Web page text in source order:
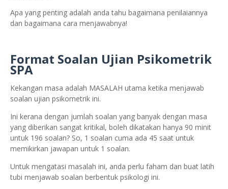
Apa yang penting adalah anda tahu bagaimana penilaiannya
dan bagaimana cara menjawabnya!
Format Soalan Ujian Psikometrik
SPA
Kekangan masa adalah MASALAH utama ketika menjawab
soalan ujian psikometrik ini.
Ini kerana dengan jumlah soalan yang banyak dengan masa
yang diberikan sangat kritikal, boleh dikatakan hanya 90 minit
untuk 196 soalan? So, 1 soalan cuma ada 45 saat untuk
memikirkan jawapan untuk 1 soalan.
Untuk mengatasi masalah ini, anda perlu faham dan buat latih
tubi menjawab soalan berbentuk psikologi ini.